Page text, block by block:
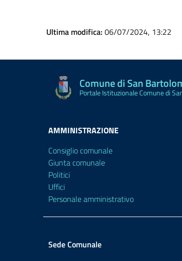
Ultima modifica: 06/07/2024, 13:22
Comune di San
Portale Istituzionale Comune di
AMMINISTRAZIONE
Consiglio comunale
Giunta comunale
Politici
Uffici
Personale amministrativo
Sede Comunale